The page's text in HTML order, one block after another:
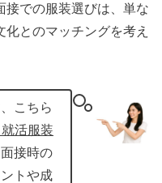
接での服装選びは、単な
とのマッチングを考え
こちら
活服装
接時の
トや成